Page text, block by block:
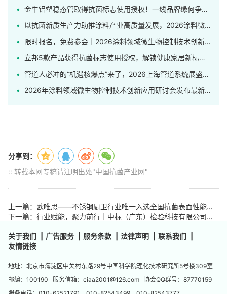
金牛铝塑稳态管取得抗菌标志使用授权！一线品牌缘何争相申领这枚标识？
以抗菌新质生产力助推涂料产业高质量发展，2026涂料微生物控制技术创新应用研讨会在上海举行
限时报名，免费参会｜2026涂料领域微生物控制技术创新应用研讨会发布完整日程！
立邦5款产品获得抗菌标志使用授权，解锁健康家居新标杆！
管道人必冲的“机遇核爆点”来了，2026上海管道系统展盛大开幕！
2026年涂料领域微生物控制技术创新应用研讨会发布最新日程
分享到：
:: 转载本网专稿请注明出处"中国抗菌产业网"
上一篇：欧唯思——不锈钢厨卫行业唯一入选全国抗菌表面性能标 准化技术委员会委员企业
下一篇：行业赋能，聚力前行｜中标（广东）检验科技有限公司成为CIAA会员单位
关于我们 广告服务 服务条款 法律声明 联系我们
友情链接
地址：北京市海淀区中关村东路29号中国科学院理化技术研究所5号楼309室
邮编：100190 服务信箱：ciaa2001@126.com 协会QQ群号：87770159